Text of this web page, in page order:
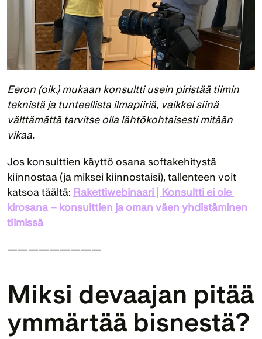
Eeron (oik.) mukaan konsultti usein piristää tiimin
teknistä ja tunteellista ilmapiiriä, vaikkei siinä
välttämättä tarvitse olla lähtökohtaisesti mitään
vikaa.
Jos konsulttien käyttö osana softakehitystä
kiinnostaa (ja miksei kiinnostaisi), tallenteen voit
katsoa täältä: Rakettiwebinaari | Konsultti ei ole
kirosana – konsulttien ja oman väen yhdistäminen
tiimissä
—————————
Miksi devaajan pitää
ymmärtää bisnestä?